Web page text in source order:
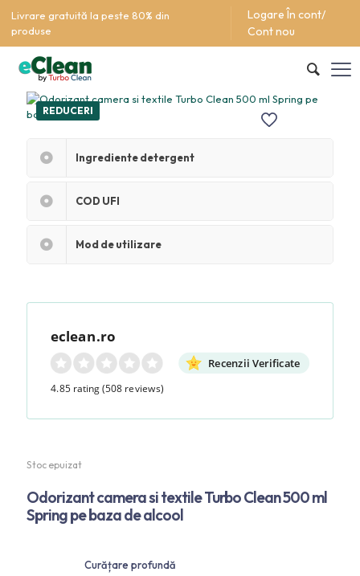
Livrare gratuită la peste 80% din
produse
Logare În cont/
Cont nou
REDUCERI
Ingrediente detergent
COD UFI
Mod de utilizare
eclean.ro
Recenzii Verificate
4.85 rating(508 reviews)
Stoc epuizat
Odorizant camera si textile Turbo Clean 500 ml
Spring pe baza de alcool
Curățare profundă